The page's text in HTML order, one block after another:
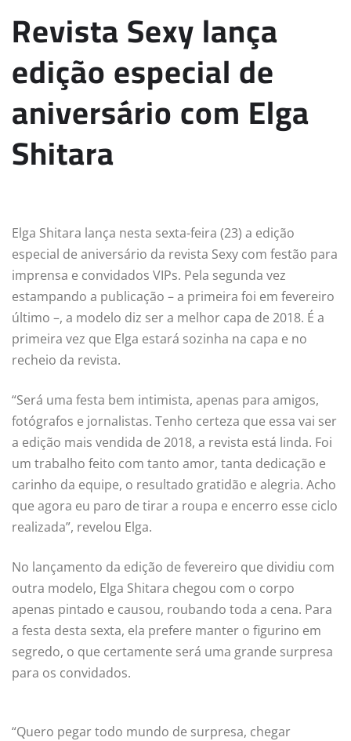
Revista Sexy lança
edição especial de
aniversário com Elga
Shitara
Elga Shitara lança nesta sexta-feira (23) a edição
especial de aniversário da revista Sexy com festão para
imprensa e convidados VIPs. Pela segunda vez
estampando a publicação – a primeira foi em fevereiro
último –, a modelo diz ser a melhor capa de 2018. É a
primeira vez que Elga estará sozinha na capa e no
recheio da revista.
“Será uma festa bem intimista, apenas para amigos,
fotógrafos e jornalistas. Tenho certeza que essa vai ser
a edição mais vendida de 2018, a revista está linda. Foi
um trabalho feito com tanto amor, tanta dedicação e
carinho da equipe, o resultado gratidão e alegria. Acho
que agora eu paro de tirar a roupa e encerro esse ciclo
realizada”, revelou Elga.
No lançamento da edição de fevereiro que dividiu com
outra modelo, Elga Shitara chegou com o corpo
apenas pintado e causou, roubando toda a cena. Para
a festa desta sexta, ela prefere manter o figurino em
segredo, o que certamente será uma grande surpresa
para os convidados.
“Quero pegar todo mundo de surpresa, chegar